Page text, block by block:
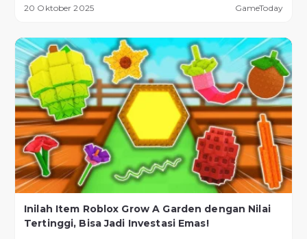
20 Oktober 2025 GameToday
Inilah Item Roblox Grow A Garden dengan Nilai
Tertinggi, Bisa Jadi Investasi Emas!